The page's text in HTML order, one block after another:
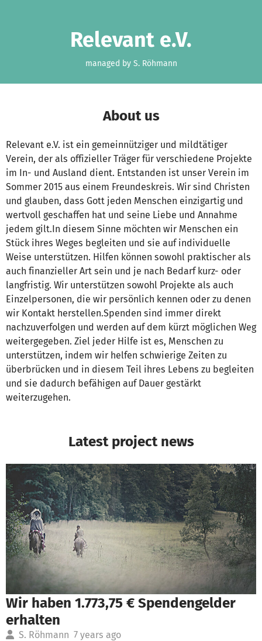
Relevant e.V.
managed by S. Röhmann
About us
Relevant e.V. ist ein gemeinnütziger und mildtätiger
Verein, der als offizieller Träger für verschiedene Projekte
im In- und Ausland dient. Entstanden ist unser Verein im
Sommer 2015 aus einem Freundeskreis. Wir sind Christen
und glauben, dass Gott jeden Menschen einzigartig und
wertvoll geschaffen hat und seine Liebe und Annahme
jedem gilt.In diesem Sinne möchten wir Menschen ein
Stück ihres Weges begleiten und sie auf individuelle
Weise unterstützen. Hilfen können sowohl praktischer als
auch finanzieller Art sein und je nach Bedarf kurz- oder
langfristig. Wir unterstützen sowohl Projekte als auch
Einzelpersonen, die wir persönlich kennen oder zu denen
wir Kontakt herstellen.Spenden sind immer direkt
nachzuverfolgen und werden auf dem kürzt möglichen Weg
weitergegeben. Ziel jeder Hilfe ist es, Menschen zu
unterstützen, indem wir helfen schwierige Zeiten zu
überbrücken und in diesem Teil ihres Lebens zu begleiten
und sie dadurch befähigen auf Dauer gestärkt
weiterzugehen.
Latest project news
Wir haben 1.773,75 € Spendengelder
erhalten
S. Röhmann 7 years ago